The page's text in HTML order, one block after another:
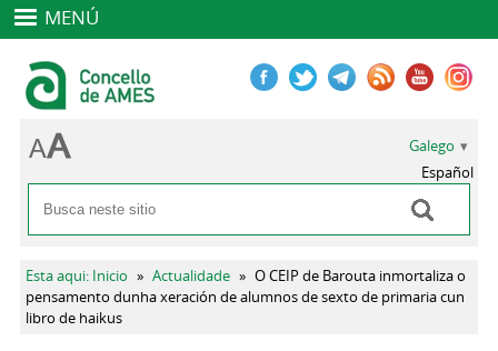
MENÚ
Formulario de busca
Buscar
Galego
Español
Vostede está aquí
Esta aqui: Inicio » Actualidade » O CEIP de Barouta inmortaliza o
pensamento dunha xeración de alumnos de sexto de primaria cun
libro de haikus